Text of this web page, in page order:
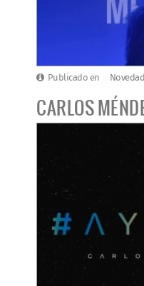
Publicado en
CARLOS